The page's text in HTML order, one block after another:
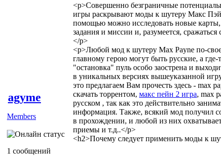
agyme
Members
1 сообщений
<p>Совершенно безграничные
игры раскрывают моды к шутеру Макс
помощью можно исследовать новые
задания и миссии и, разумеется,
</p>
<p>Любой мод к шутеру Max Payne по-
главному герою могут быть русские, а
"остановка" пуль особо заострена и
в уникальных версиях вышеуказанной
это предлагаем Вам прочесть здесь - max
скачать торрентом, макс пейн 2 игра, max
русском , так как это действительно
информация. Также, всякий мод получил
в прохождении, и любой из них
приемы и т.д..</p>
<h2>Почему следует применить моды к